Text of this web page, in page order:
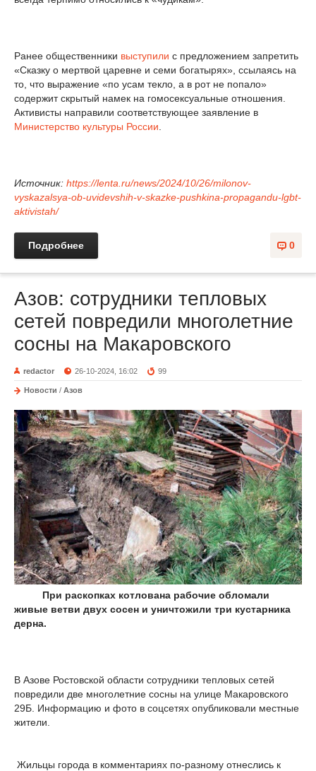
Ранее общественники выступили с предложением запретить
«Сказку о мертвой царевне и семи богатырях», ссылаясь на
то, что выражение «по усам текло, а в рот не попало»
содержит скрытый намек на гомосексуальные отношения.
Активисты направили соответствующее заявление в
Министерство культуры России.
Источник: https://lenta.ru/news/2024/10/26/milonov-
vyskazalsya-ob-uvidevshih-v-skazke-pushkina-propagandu-lgbt-
aktivistah/
0
Подробнее
Азов: сотрудники тепловых
сетей повредили многолетние
сосны на Макаровского
redactor 26-10-2024, 16:02 99
Новости / Азов
При раскопках котлована рабочие обломали
живые ветви двух сосен и уничтожили три кустарника
дерна.
В Азове Ростовской области сотрудники тепловых сетей
повредили две многолетние сосны на улице Макаровского
29Б. Информацию и фото в соцсетях опубликовали местные
жители.
Жильцы города в комментариях по-разному отнеслись к